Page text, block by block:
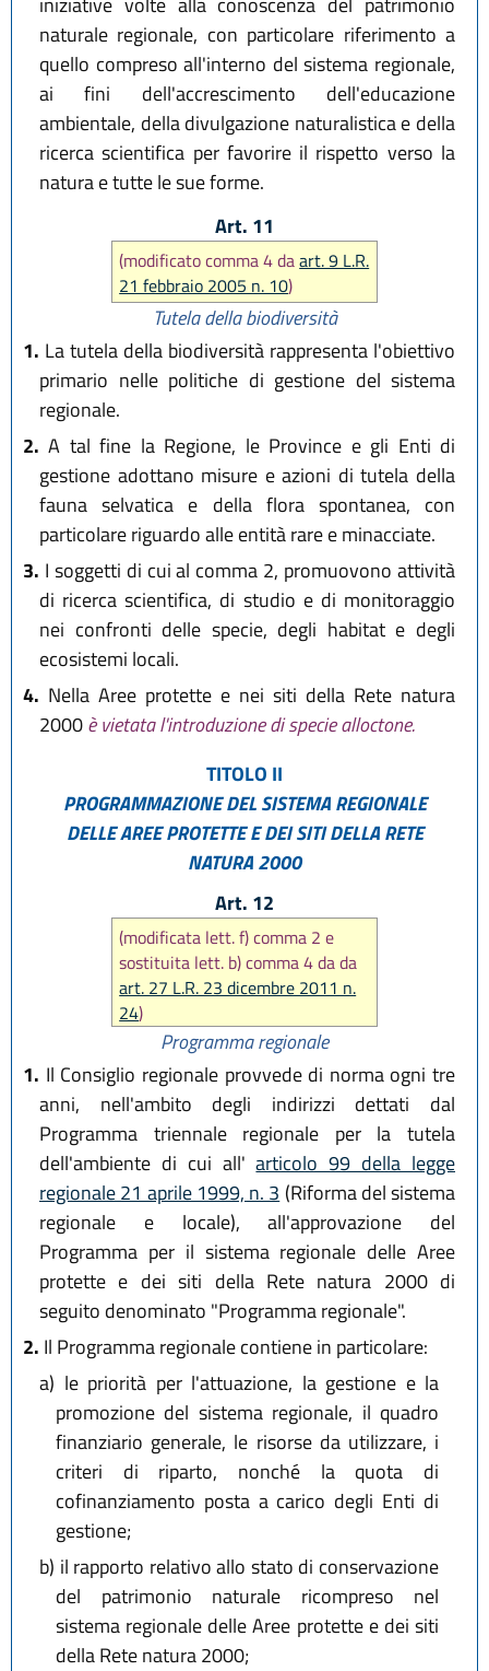
naturale regionale, con particolare riferimento a
quello compreso all'interno del sistema regionale,
ai fini dell'accrescimento dell'educazione
ambientale, della divulgazione naturalistica e della
ricerca scientifica per favorire il rispetto verso la
natura e tutte le sue forme.
Art. 11
(modificato comma 4 daart. 9 L.R.
21 febbraio 2005 n. 10)
Tutela della biodiversità
1. La tutela della biodiversità rappresenta l'obiettivo
primario nelle politiche di gestione del sistema
regionale.
2. A tal fine la Regione, le Province e gli Enti di
gestione adottano misure e azioni di tutela della
fauna selvatica e della flora spontanea, con
particolare riguardo alle entità rare e minacciate.
3. I soggetti di cui al comma 2, promuovono attività
di ricerca scientifica, di studio e di monitoraggio
nei confronti delle specie, degli habitat e degli
ecosistemi locali.
4. Nella Aree protette e nei siti della Rete natura
2000è vietata l'introduzione di specie alloctone.
TITOLO II
PROGRAMMAZIONE DEL SISTEMA REGIONALE
DELLE AREE PROTETTE E DEI SITI DELLA RETE
NATURA 2000
Art. 12
(modificata lett. f) comma 2 e
sostituita lett. b) comma 4 da da
art. 27 L.R. 23 dicembre 2011 n.
24)
Programma regionale
1. Il Consiglio regionale provvede di norma ogni tre
anni, nell'ambito degli indirizzi dettati dal
Programma triennale regionale per la tutela
dell'ambiente di cui all'articolo 99 della legge
regionale 21 aprile 1999, n. 3 (Riforma del sistema
regionale e locale), all'approvazione del
Programma per il sistema regionale delle Aree
protette e dei siti della Rete natura 2000 di
seguito denominato "Programma regionale".
2. Il Programma regionale contiene in particolare:
a) le priorità per l'attuazione, la gestione e la
promozione del sistema regionale, il quadro
finanziario generale, le risorse da utilizzare, i
criteri di riparto, nonché la quota di
cofinanziamento posta a carico degli Enti di
gestione;
b) il rapporto relativo allo stato di conservazione
del patrimonio naturale ricompreso nel
sistema regionale delle Aree protette e dei siti
della Rete natura 2000;